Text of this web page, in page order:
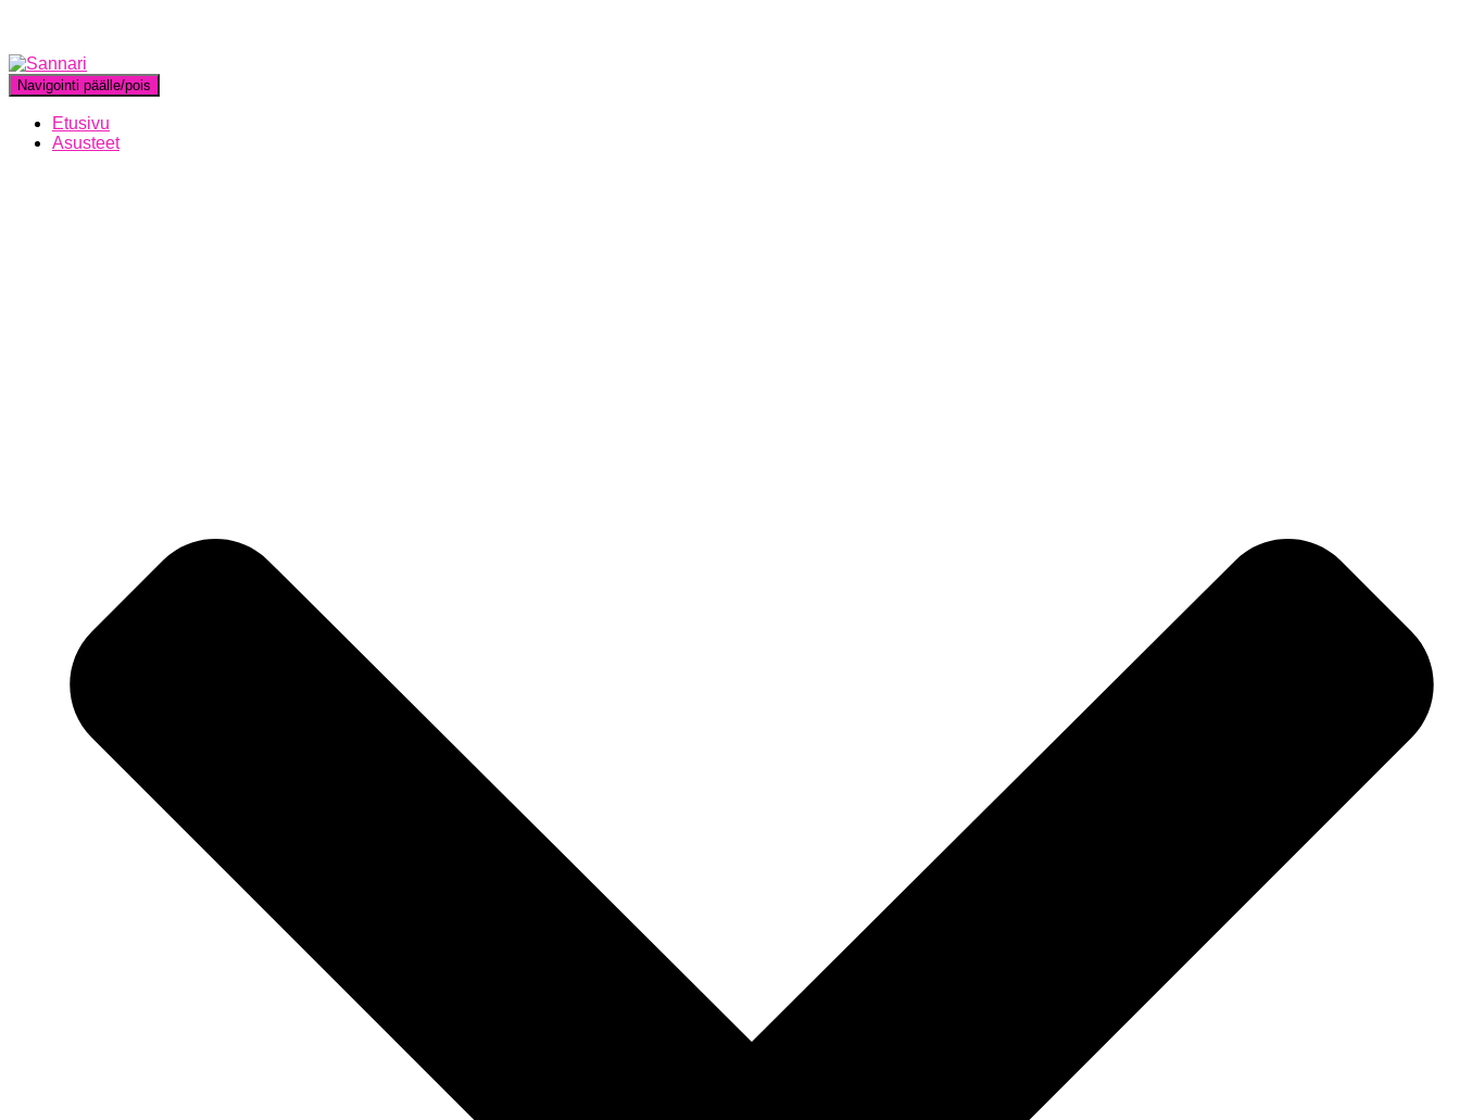
Navigointi päälle/pois
Etusivu
Asusteet